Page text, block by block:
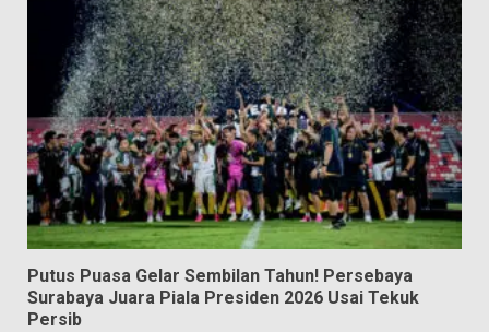
Putus Puasa Gelar Sembilan Tahun! Persebaya
Surabaya Juara Piala Presiden 2026 Usai Tekuk
Persib